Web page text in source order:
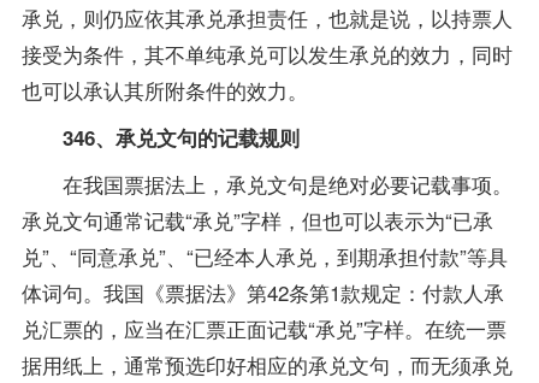
承兑，则仍应依其承兑承担责任，也就是说，以持票人
接受为条件，其不单纯承兑可以发生承兑的效力，同时
也可以承认其所附条件的效力。
346、承兑文句的记载规则
在我国票据法上，承兑文句是绝对必要记载事项。
承兑文句通常记载“承兑”字样，但也可以表示为“已承
兑”、“同意承兑”、“已经本人承兑，到期承担付款”等具
体词句。我国《票据法》第42条第1款规定：付款人承
兑汇票的，应当在汇票正面记载“承兑”字样。在统一票
据用纸上，通常预选印好相应的承兑文句，而无须承兑